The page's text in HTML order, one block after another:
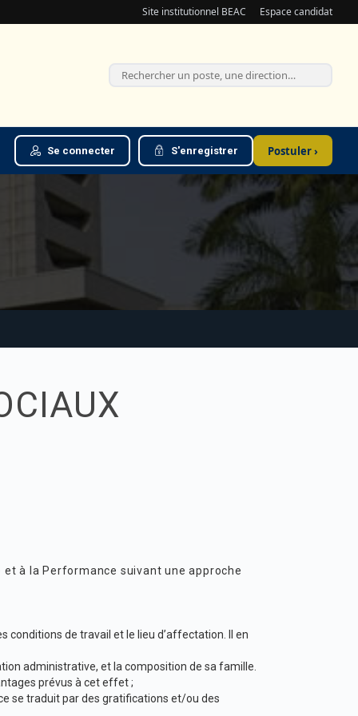
Site institutionnel BEAC Espace candidat
Se connecter S'enregistrer Postuler ›
à la Performance suivant une approche
de travail et le lieu d’affectation. Il en
administrative, et la composition de sa famille.
prévus à cet effet ;
se traduit par des gratifications et/ou des